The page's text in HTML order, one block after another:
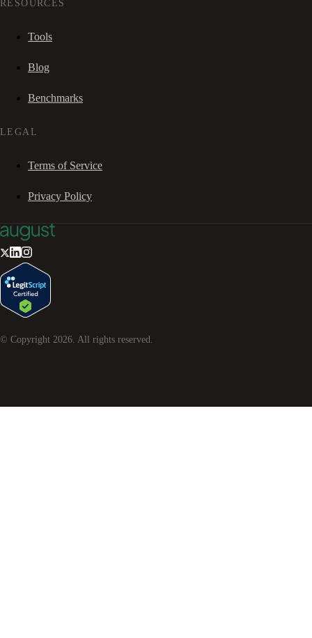
RESOURCES
Tools
Blog
Benchmarks
LEGAL
Terms of Service
Privacy Policy
© Copyright 2026 . All rights reserved.